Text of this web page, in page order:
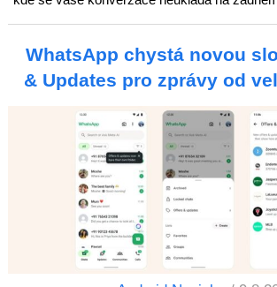
WhatsApp chystá novou
& Updates pro zprávy od